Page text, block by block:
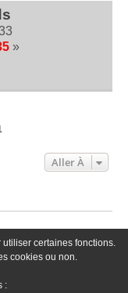
»
Aller À
certaines fonctions.
cookies ou non.
: